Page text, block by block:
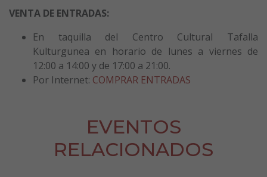
VENTA DE ENTRADAS:
En taquilla del Centro Cultural Tafalla
Kulturgunea en horario de lunes a viernes de
12:00 a 14:00 y de 17:00 a 21:00.
Por Internet: COMPRAR ENTRADAS
EVENTOS
RELACIONADOS